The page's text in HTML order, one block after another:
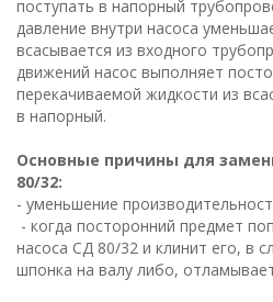
поступать в напорный
давление внутри насоса
всасывается из входного
движений насос выполняет
перекачиваемой жидкости из
в напорный.
Основные причины для
80/32:
- уменьшение
- когда посторонний предмет
насоса CД 80/32 и клинит его, в
шпонка на валу либо,